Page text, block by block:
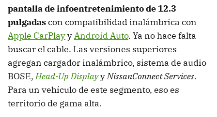
pantalla de infoentretenimiento de 12.3
pulgadascon compatibilidad inalámbrica con
Apple CarPlayyAndroid Auto. Ya no hace falta
buscar el cable. Las versiones superiores
agregan cargador inalámbrico, sistema de audio
BOSE,Head-Up DisplayyNissanConnect Services.
Para un vehículo de este segmento, eso es
territorio de gama alta.